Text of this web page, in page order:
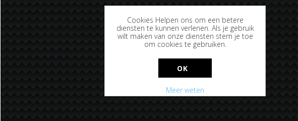
Cookies Helpen ons om een betere
diensten te kunnen verlenen. Als je gebruik
wilt maken van onze diensten stem je toe
om cookies te gebruiken.
OK
Meer weten